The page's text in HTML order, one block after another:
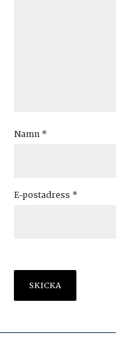
Namn *
E-postadress *